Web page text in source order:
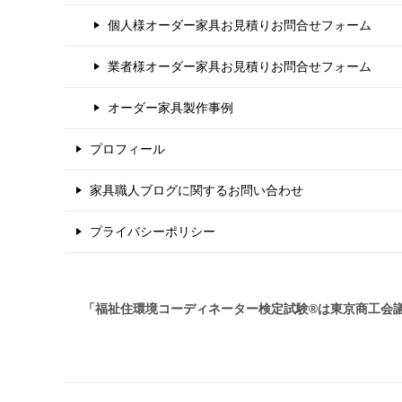
個人様オーダー家具お見積りお問合せフォーム
業者様オーダー家具お見積りお問合せフォーム
オーダー家具製作事例
プロフィール
家具職人ブログに関するお問い合わせ
プライバシーポリシー
「福祉住環境コーディネーター検定試験®は東京商工会